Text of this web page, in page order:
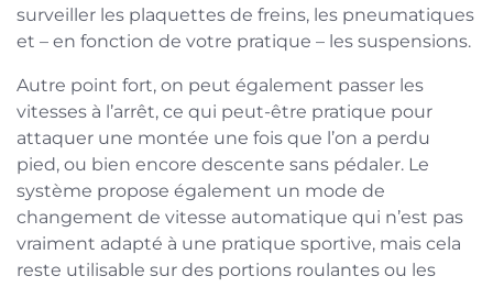
surveiller les plaquettes de freins, les pneumatiques
et – en fonction de votre pratique – les suspensions.
Autre point fort, on peut également passer les
vitesses à l’arrêt, ce qui peut-être pratique pour
attaquer une montée une fois que l’on a perdu
pied, ou bien encore descente sans pédaler. Le
système propose également un mode de
changement de vitesse automatique qui n’est pas
vraiment adapté à une pratique sportive, mais cela
reste utilisable sur des portions roulantes ou les